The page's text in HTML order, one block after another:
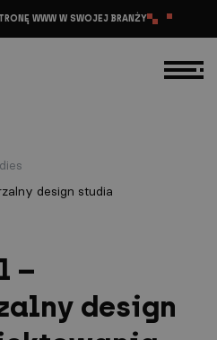
WWW W SWOJEJ BRANŻY
design studia
–
design